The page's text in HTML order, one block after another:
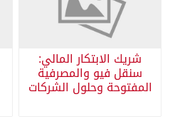
شريك الابتكار المالي:
سنقل فيو والمصرفية
المفتوحة وحلول الشركات